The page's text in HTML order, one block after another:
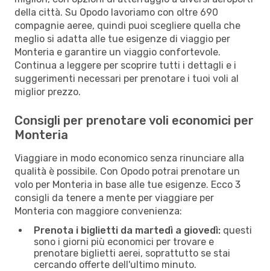
della città. Su Opodo lavoriamo con oltre 690
compagnie aeree, quindi puoi scegliere quella che
meglio si adatta alle tue esigenze di viaggio per
Monteria e garantire un viaggio confortevole.
Continua a leggere per scoprire tutti i dettagli e i
suggerimenti necessari per prenotare i tuoi voli al
miglior prezzo.
Consigli per prenotare voli economici per
Monteria
Viaggiare in modo economico senza rinunciare alla
qualità è possibile. Con Opodo potrai prenotare un
volo per Monteria in base alle tue esigenze. Ecco 3
consigli da tenere a mente per viaggiare per
Monteria con maggiore convenienza:
Prenota i biglietti da martedì a giovedì: questi
sono i giorni più economici per trovare e
prenotare biglietti aerei, soprattutto se stai
cercando offerte dell'ultimo minuto.